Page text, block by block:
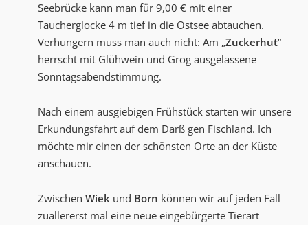
Seebrücke kann man für 9,00 € mit einer
Taucherglocke 4 m tief in die Ostsee abtauchen.
Verhungern muss man auch nicht: Am „Zuckerhut“
herrscht mit Glühwein und Grog ausgelassene
Sonntagsabendstimmung.
Nach einem ausgiebigen Frühstück starten wir unsere
Erkundungsfahrt auf dem Darß gen Fischland. Ich
möchte mir einen der schönsten Orte an der Küste
anschauen.
Zwischen Wiek und Born können wir auf jeden Fall
zuallererst mal eine neue eingebürgerte Tierart